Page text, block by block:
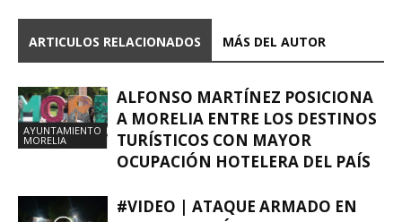
ARTICULOS RELACIONADOS MÁS DEL AUTOR
AYUNTAMIENTO
MORELIA
ALFONSO MARTÍNEZ POSICIONA
A MORELIA ENTRE LOS DESTINOS
TURÍSTICOS CON MAYOR
OCUPACIÓN HOTELERA DEL PAÍS
#VIDEO | ATAQUE ARMADO EN